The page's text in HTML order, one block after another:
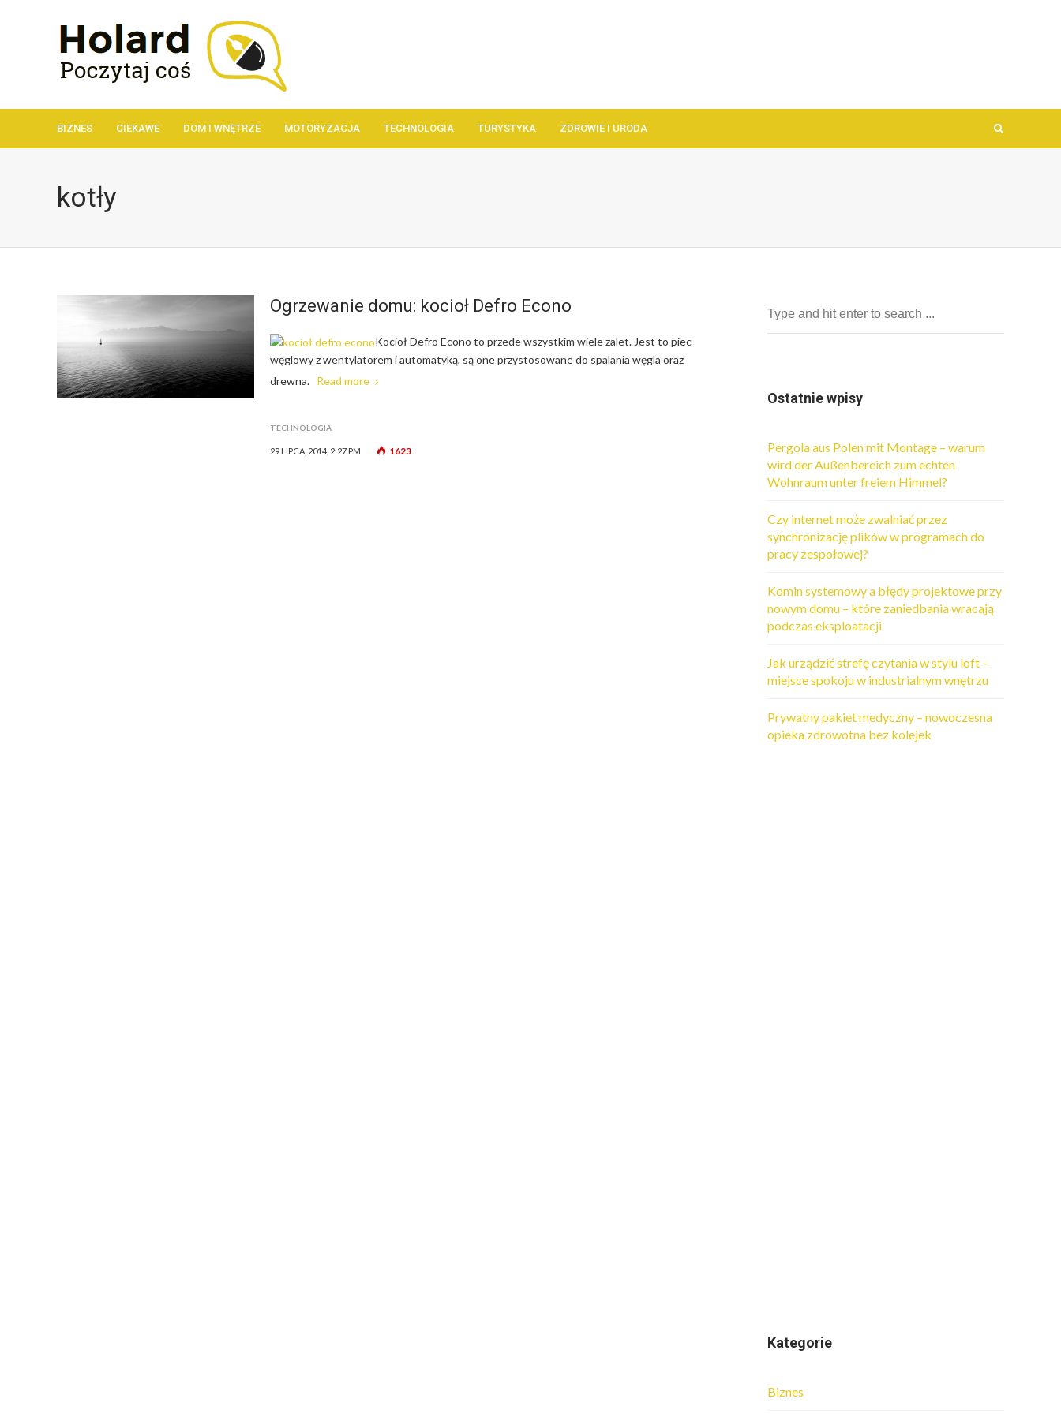
BIZNES CIEKAWE DOM I WNĘTRZE MOTORYZACJA TECHNOLOGIA TURYSTYKA ZDROWIE I URODA
kotły
Ogrzewanie domu: kocioł Defro Econo
Kocioł Defro Econo to przede wszystkim wiele zalet. Jest to piec
węglowy z wentylatorem i automatyką, są one przystosowane do spalania węgla oraz
drewna. Read more
TECHNOLOGIA
29 LIPCA, 2014, 2:27 PM 1623
Ostatnie wpisy
Pergola aus Polen mit Montage – warum
wird der Außenbereich zum echten
Wohnraum unter freiem Himmel?
Czy internet może zwalniać przez
synchronizację plików w programach do
pracy zespołowej?
Komin systemowy a błędy projektowe przy
nowym domu – które zaniedbania wracają
podczas eksploatacji
Jak urządzić strefę czytania w stylu loft –
miejsce spokoju w industrialnym wnętrzu
Prywatny pakiet medyczny – nowoczesna
opieka zdrowotna bez kolejek
Kategorie
Biznes